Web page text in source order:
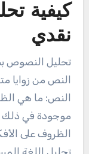
كيفية
نقدي
تحليل النصوص
النص من زوايا
النص: ما هي
موجودة في ذلك
الظروف على